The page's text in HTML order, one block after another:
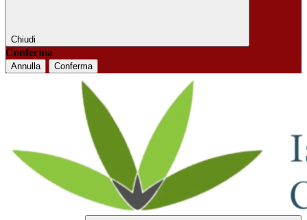
Chiudi
Conferma
Annulla Conferma